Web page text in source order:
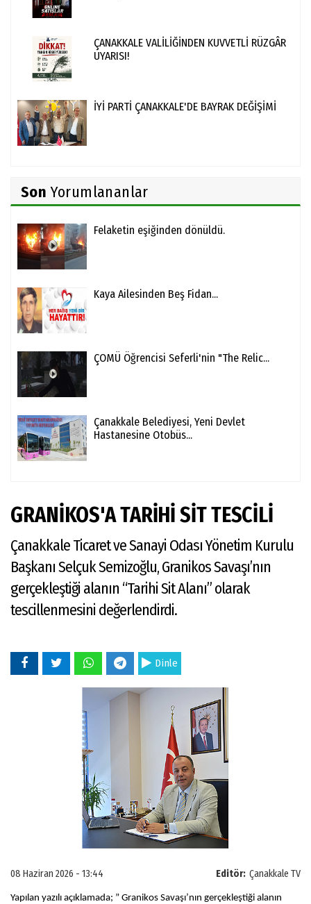
ÇANAKKALE VALİLİĞİNDEN KUVVETLİ RÜZGÂR
UYARISI!
İYİ PARTİ ÇANAKKALE'DE BAYRAK DEĞİŞİMİ
Son Yorumlananlar
Felaketin eşiğinden dönüldü.
Kaya Ailesinden Beş Fidan...
ÇOMÜ Öğrencisi Seferli'nin "The Relic...
Çanakkale Belediyesi, Yeni Devlet
Hastanesine Otobüs...
GRANİKOS'A TARİHİ SİT TESCİLİ
Çanakkale Ticaret ve Sanayi Odası Yönetim Kurulu
Başkanı Selçuk Semizoğlu, Granikos Savaşı’nın
gerçekleştiği alanın “Tarihi Sit Alanı” olarak
tescillenmesini değerlendirdi.
Dinle
Editör: Çanakkale TV
08 Haziran 2026 - 13:44
Yapılan yazılı açıklamada; ” Granikos Savaşı’nın gerçekleştiği alanın